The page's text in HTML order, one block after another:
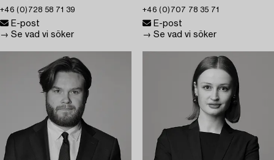
+46 (0)728 58 71 39
E-post
→ Se vad vi söker
+46 (0)707 78 35 71
E-post
→ Se vad vi söker